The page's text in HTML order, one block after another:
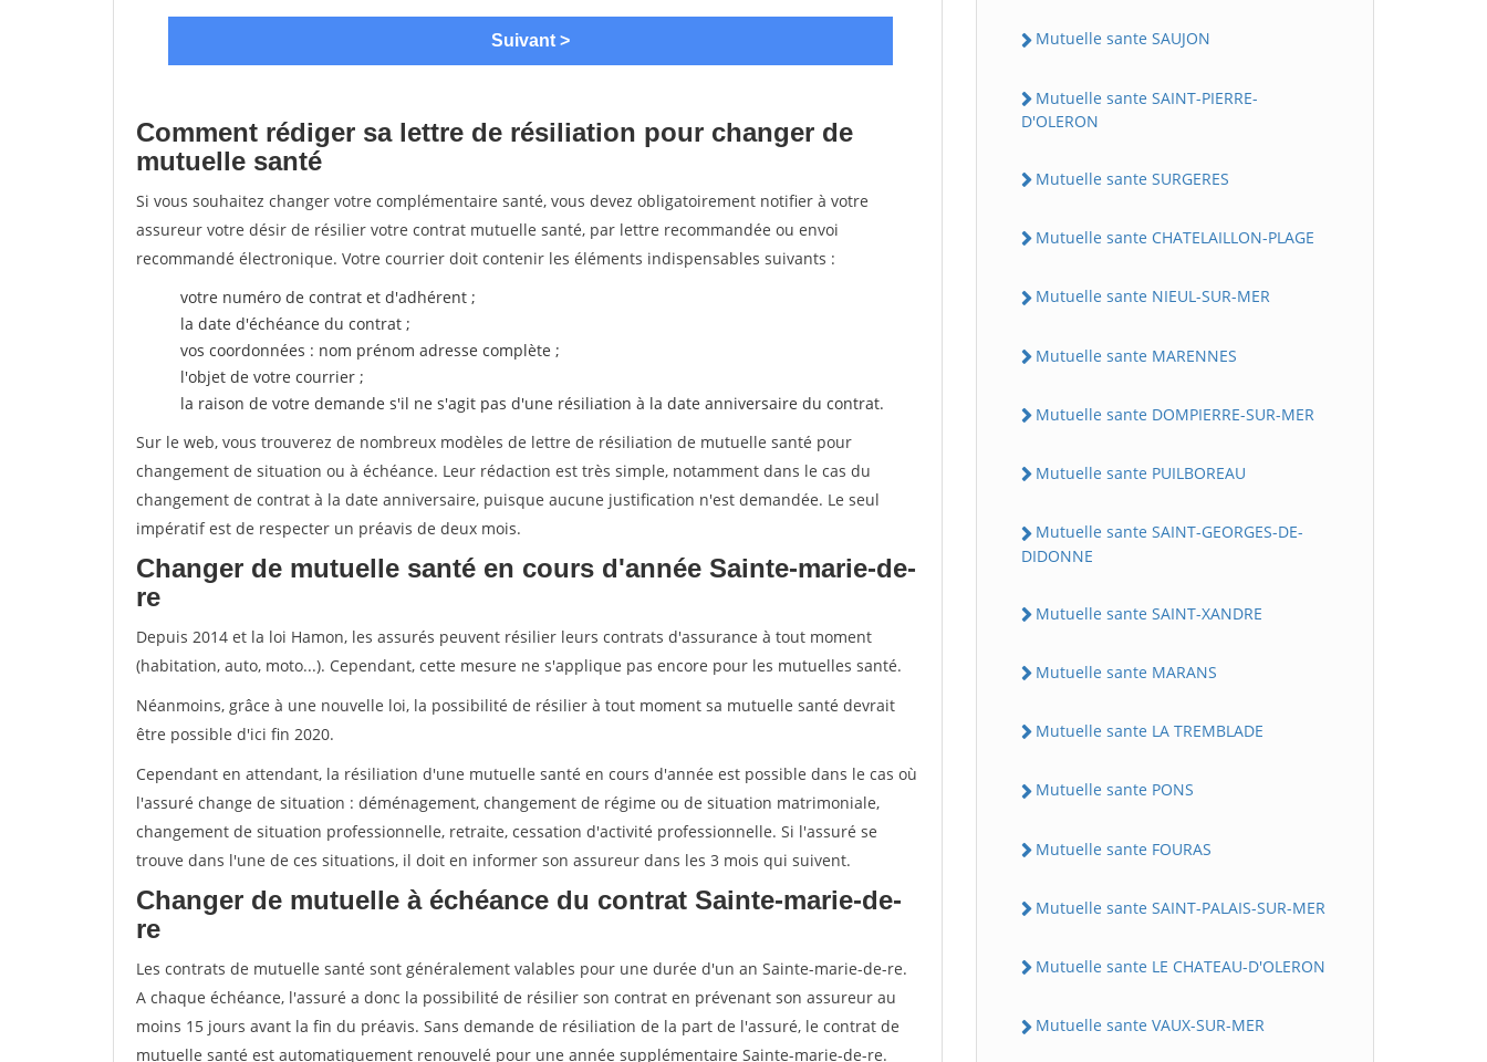
Comment rédiger sa lettre de résiliation pour changer de
mutuelle santé
Si vous souhaitez changer votre complémentaire santé, vous devez obligatoirement notifier à votre
assureur votre désir de résilier votre contrat mutuelle santé, par lettre recommandée ou envoi
recommandé électronique. Votre courrier doit contenir les éléments indispensables suivants :
votre numéro de contrat et d'adhérent ;
la date d'échéance du contrat ;
vos coordonnées : nom prénom adresse complète ;
l'objet de votre courrier ;
la raison de votre demande s'il ne s'agit pas d'une résiliation à la date anniversaire du contrat.
Sur le web, vous trouverez de nombreux modèles de lettre de résiliation de mutuelle santé pour
changement de situation ou à échéance. Leur rédaction est très simple, notamment dans le cas du
changement de contrat à la date anniversaire, puisque aucune justification n'est demandée. Le seul
impératif est de respecter un préavis de deux mois.
Changer de mutuelle santé en cours d'année Sainte-marie-de-
re
Depuis 2014 et la loi Hamon, les assurés peuvent résilier leurs contrats d'assurance à tout moment
(habitation, auto, moto...). Cependant, cette mesure ne s'applique pas encore pour les mutuelles santé.
Néanmoins, grâce à une nouvelle loi, la possibilité de résilier à tout moment sa mutuelle santé devrait
être possible d'ici fin 2020.
Cependant en attendant, la résiliation d'une mutuelle santé en cours d'année est possible dans le cas où
l'assuré change de situation : déménagement, changement de régime ou de situation matrimoniale,
changement de situation professionnelle, retraite, cessation d'activité professionnelle. Si l'assuré se
trouve dans l'une de ces situations, il doit en informer son assureur dans les 3 mois qui suivent.
Changer de mutuelle à échéance du contrat Sainte-marie-de-
re
Les contrats de mutuelle santé sont généralement valables pour une durée d'un an Sainte-marie-de-re.
A chaque échéance, l'assuré a donc la possibilité de résilier son contrat en prévenant son assureur au
moins 15 jours avant la fin du préavis. Sans demande de résiliation de la part de l'assuré, le contrat de
mutuelle santé est automatiquement renouvelé pour une année supplémentaire Sainte-marie-de-re.
Mutuelle sante SAUJON
Mutuelle sante SAINT-PIERRE-
D'OLERON
Mutuelle sante SURGERES
Mutuelle sante CHATELAILLON-PLAGE
Mutuelle sante NIEUL-SUR-MER
Mutuelle sante MARENNES
Mutuelle sante DOMPIERRE-SUR-MER
Mutuelle sante PUILBOREAU
Mutuelle sante SAINT-GEORGES-DE-
DIDONNE
Mutuelle sante SAINT-XANDRE
Mutuelle sante MARANS
Mutuelle sante LA TREMBLADE
Mutuelle sante PONS
Mutuelle sante FOURAS
Mutuelle sante SAINT-PALAIS-SUR-MER
Mutuelle sante LE CHATEAU-D'OLERON
Mutuelle sante VAUX-SUR-MER